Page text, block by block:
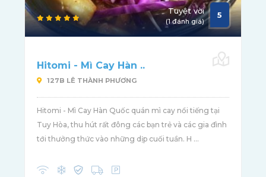
Tuyệt vời
(1 đánh giá)
5
Hitomi - Mì Cay Hàn ..
127B LÊ THÀNH PHƯƠNG
Hitomi - Mì Cay Hàn Quốc quán mì cay nổi tiếng tại
Tuy Hòa, thu hút rất đông các bạn trẻ và các gia đình
tới thưởng thức vào những dịp cuối tuần. H ...